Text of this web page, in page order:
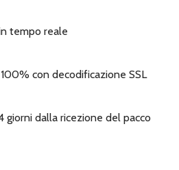
tempo reale
con decodificazione SSL
giorni dalla ricezione del pacco